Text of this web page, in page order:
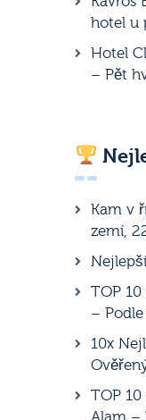
hotel u
Hotel
– Pět
Kam v
zemí,
TOP
–
10x
TOP